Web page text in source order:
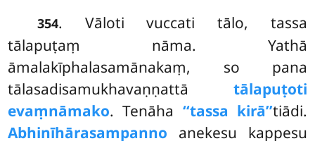
354. Vāloti vuccati tālo, tassa
tālapuṭaṃ nāma. Yathā
āmalakīphalasamānakaṃ, so pana
tālasadisamukhavaṇṇattā tālapuṭoti
evaṃnāmako. Tenāha ‘‘tassa kirā’’tiādi.
Abhinīhārasampanno anekesu kappesu